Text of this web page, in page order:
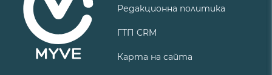
Редакционна политика
ГТП CRM
Карта на сайта